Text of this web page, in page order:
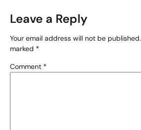
Leave a Reply
Your email address will not be published.
marked *
Comment *